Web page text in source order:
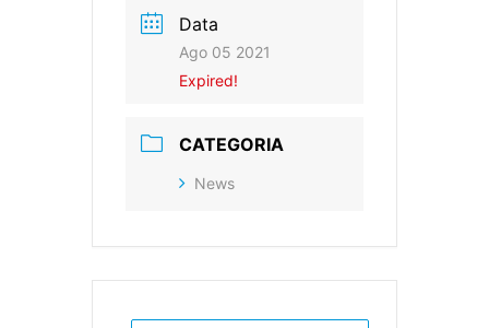
Data
Ago 05 2021
Expired!
CATEGORIA
News